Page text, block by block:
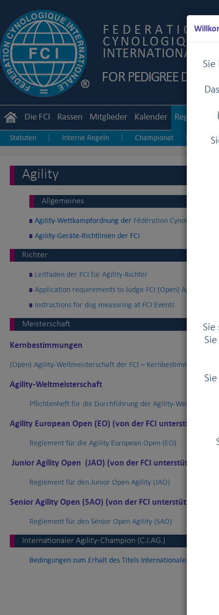
Sie
Sie
Die FCI Rassen Mitglieder Kalender Reglemente
Statuten Interne Regeln Championat
Zucht
Agility
Allgemeines
Agility-Wettkampfordnung der Fédération Cynologique
Agility-Geräte-Richtlinien der FCI
Richter
Leitfaden der FCI für Agility-Richter
Application requirements to Judge FCI (Open) Agility
Instructions for dog measuring at FCI Events
Meisterschaft
Kernbestimmungen
(Open) Agility-Weltmeisterschaft der FCI – Kernbestimmungen
Agility-Weltmeisterschaft
Pflichtenheft für die Durchführung der Agility-
Agility European Open (EO) (von der FCI unterstützt)
Reglement für die Agility European Open (EO)
Junior Agility Open (JAO) (von der FCI unterstützt)
Reglement für den Junior Open Agility (JAO)
Senior Agility Open (SAO) (von der FCI unterstützt)
Reglement für den Senior Open Agility (SAO)
Internationaler Agility-Champion (C.I.AG.)
Bedingungen zum Erhalt des Titels Internationaler Agility